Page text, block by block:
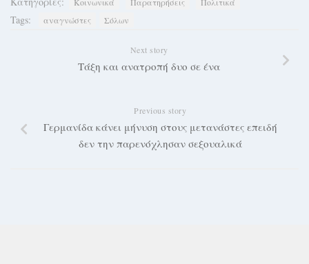
Tags: αναγνώστες Σόλων
Next story
Τάξη και ανατροπή δυο σε ένα
Previous story
Γερμανίδα κάνει μήνυση στους μετανάστες επειδή
δεν την παρενόχλησαν σεξoυαλικά